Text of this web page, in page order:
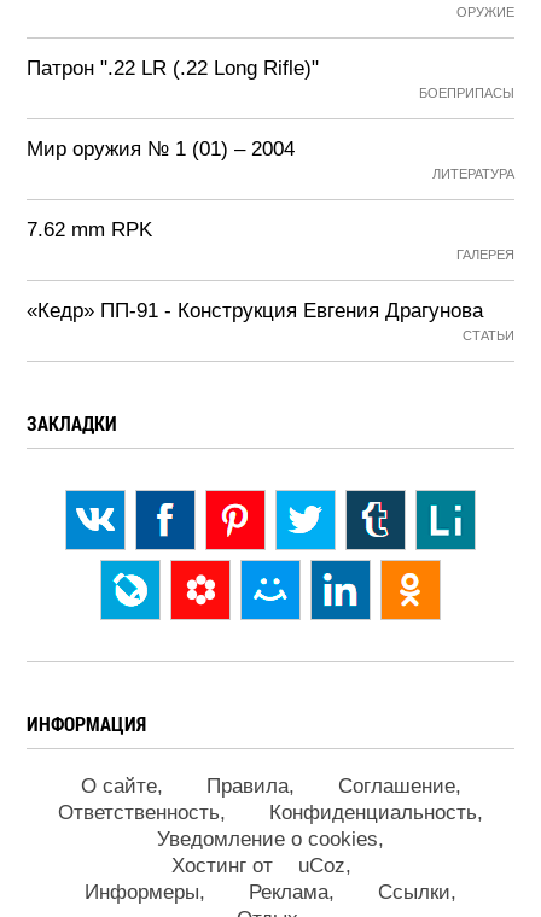
ОРУЖИЕ
Патрон ".22 LR (.22 Long Rifle)"
БОЕПРИПАСЫ
Мир оружия № 1 (01) – 2004
ЛИТЕРАТУРА
7.62 mm RPK
ГАЛЕРЕЯ
«Кедр» ПП-91 - Конструкция Евгения Драгунова
СТАТЬИ
ЗАКЛАДКИ
ИНФОРМАЦИЯ
О сайте Правила
Соглашение
Ответственность
Конфиденциальность
Уведомление о cookies
Хостинг от
uCoz
Информеры
Реклама
Ссылки